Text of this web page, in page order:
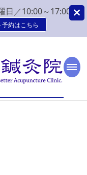
日／10:00～17:00
予約はこちら
肩こり
さか
寧な問診、治療をさせて